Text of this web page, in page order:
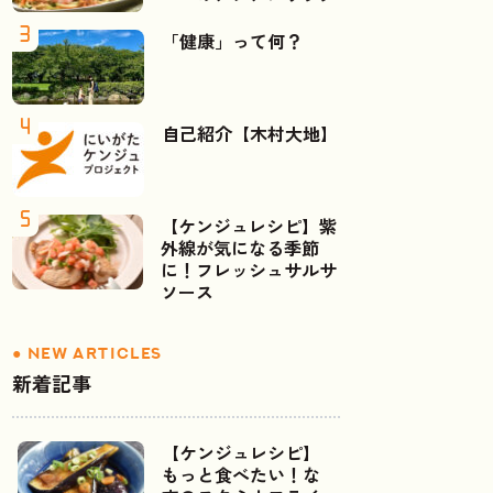
「健康」って何？
自己紹介【木村大地】
【ケンジュレシピ】紫
外線が気になる季節
に！フレッシュサルサ
ソース
新着記事
【ケンジュレシピ】
もっと食べたい！な